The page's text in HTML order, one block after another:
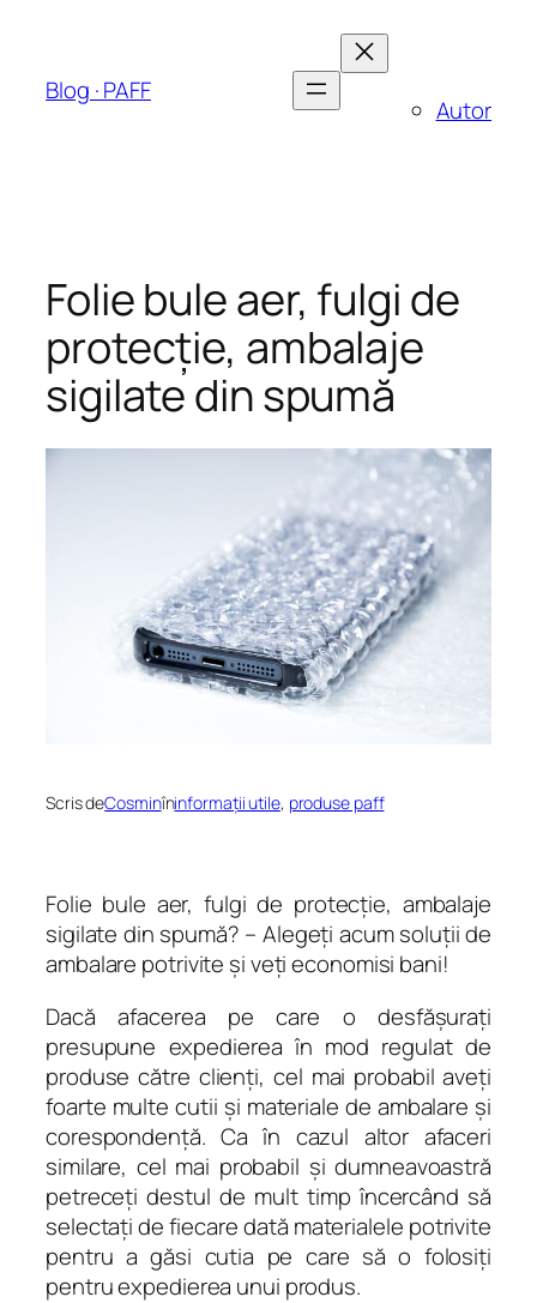
conținut
Blog · PAFF
Autor
Folie bule aer, fulgi de
protecţie, ambalaje
sigilate din spumă
Scris deCosminîninformații utile, produse paff
Folie bule aer, fulgi de protecţie, ambalaje
sigilate din spumă? – Alegeţi acum soluţii de
ambalare potrivite şi veţi economisi bani!
Dacă afacerea pe care o desfăşuraţi
presupune expedierea în mod regulat de
produse către clienţi, cel mai probabil aveţi
foarte multe cutii şi materiale de ambalare şi
corespondenţă. Ca în cazul altor afaceri
similare, cel mai probabil şi dumneavoastră
petreceţi destul de mult timp încercând să
selectaţi de fiecare dată materialele potrivite
pentru a găsi cutia pe care să o folosiţi
pentru expedierea unui produs.